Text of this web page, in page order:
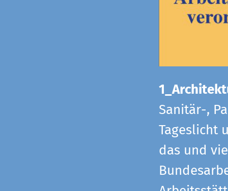
Sanitär-,
Tageslicht
das und